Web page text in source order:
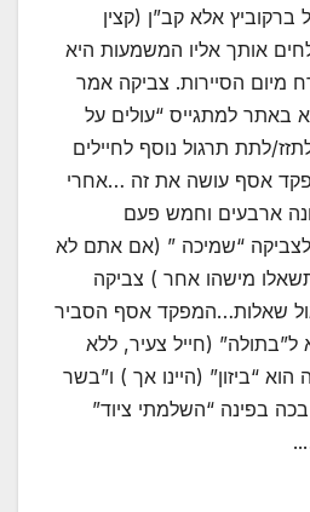
ברקוביץ אלא קב”ן (קצין
אותך אליו המשמעות היא
מיום הסיירות. צביקה אמר
למתגייס “עולים על
לתת תרגול נוסף לחיילים
אסף עושה את זה …אחרי
ארבעים וחמש פעם
לצביקה “שמיכה ” (אם אתם לא
מישהו אחר ) צביקה
שאלות…המפקד אסף הסביר
ל”בתולה” (חייל צעיר, ללא
הוא “ביזון” (היינו אך ) ו”בשר
בפינה “השלמתי ציוד”